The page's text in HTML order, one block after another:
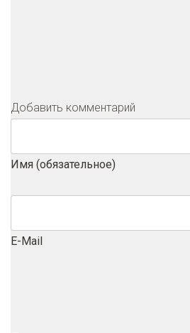
Добавить комментарий
Имя (обязательное)
E-Mail